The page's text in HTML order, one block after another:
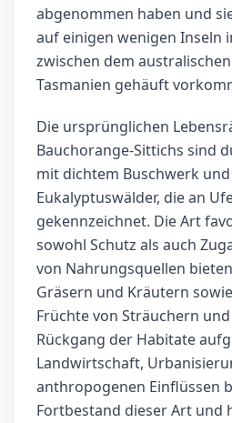
abgenommen haben und
auf einigen wenigen Inseln
zwischen dem
Tasmanien gehäuft
Die ursprünglichen
Bauchorange-Sittichs sind
mit dichtem Buschwerk
Eukalyptuswälder, die an
gekennzeichnet. Die Art
sowohl Schutz als auch
von Nahrungsquellen
Gräsern und Kräutern
Früchte von Sträuchern
Rückgang der Habitate
Landwirtschaft,
anthropogenen Einflüssen
Fortbestand dieser Art und